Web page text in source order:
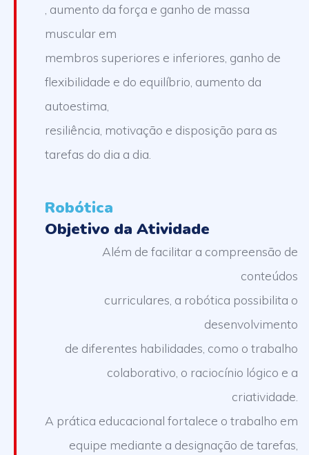
, aumento da força e ganho de massa
muscular em
membros superiores e inferiores, ganho de
flexibilidade e do equilíbrio, aumento da
autoestima,
resiliência, motivação e disposição para as
tarefas do dia a dia.
Robótica
Objetivo da Atividade
Além de facilitar a compreensão de
conteúdos
curriculares, a robótica possibilita o
desenvolvimento
de diferentes habilidades, como o trabalho
colaborativo, o raciocínio lógico e a
criatividade.
A prática educacional fortalece o trabalho em
equipe mediante a designação de tarefas,